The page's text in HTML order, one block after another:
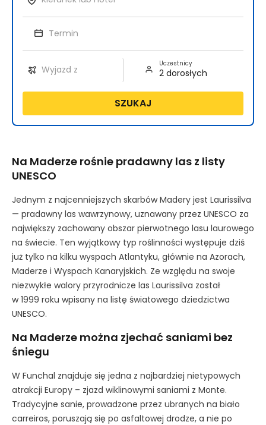
Uczestnicy
SZUKAJ
Na Maderze rośnie pradawny las z listy
UNESCO
Jednym z najcenniejszych skarbów Madery jest Laurissilva
— pradawny las wawrzynowy, uznawany przez UNESCO za
największy zachowany obszar pierwotnego lasu laurowego
na świecie. Ten wyjątkowy typ roślinności występuje dziś
już tylko na kilku wyspach Atlantyku, głównie na Azorach,
Maderze i Wyspach Kanaryjskich. Ze względu na swoje
niezwykłe walory przyrodnicze las Laurissilva został
w 1999 roku wpisany na listę światowego dziedzictwa
UNESCO.
Na Maderze można zjechać saniami bez
śniegu
W Funchal znajduje się jedna z najbardziej nietypowych
atrakcji Europy – zjazd wiklinowymi saniami z Monte.
Tradycyjne sanie, prowadzone przez ubranych na biało
carreiros, poruszają się po asfaltowej drodze, a nie po